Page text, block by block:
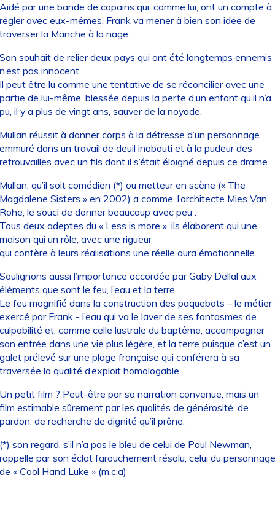
par une bande de copains qui, comme lui, ont un compte à
avec eux-mêmes, Frank va mener à bien son idée de
la Manche à la nage.
souhait de relier deux pays qui ont été longtemps ennemis
pas innocent.
peut être lu comme une tentative de se réconcilier avec une
de lui-même, blessée depuis la perte d’un enfant qu’il n’a
il y a plus de vingt ans, sauver de la noyade.
réussit à donner corps à la détresse d’un personnage
dans un travail de deuil inabouti et à la pudeur des
avec un fils dont il s’était éloigné depuis ce drame.
qu’il soit comédien (*) ou metteur en scène (« The
Sisters » en 2002) a comme, l’architecte Mies Van
le souci de donner beaucoup avec peu .
deux adeptes du « Less is more », ils élaborent qui une
qui un rôle, avec une rigueur
confère à leurs réalisations une réelle aura émotionnelle.
aussi l’importance accordée par Gaby Dellal aux
que sont le feu, l’eau et la terre.
feu magnifié dans la construction des paquebots – le métier
par Frank - l’eau qui va le laver de ses fantasmes de
et, comme celle lustrale du baptême, accompagner
entrée dans une vie plus légère, et la terre puisque c’est un
prélevé sur une plage française qui conférera à sa
la qualité d’exploit homologable.
petit film ? Peut-être par sa narration convenue, mais un
estimable sûrement par les qualités de générosité, de
de recherche de dignité qu’il prône.
son regard, s’il n’a pas le bleu de celui de Paul Newman,
par son éclat farouchement résolu, celui du personnage
« Cool Hand Luke » (m.c.a)